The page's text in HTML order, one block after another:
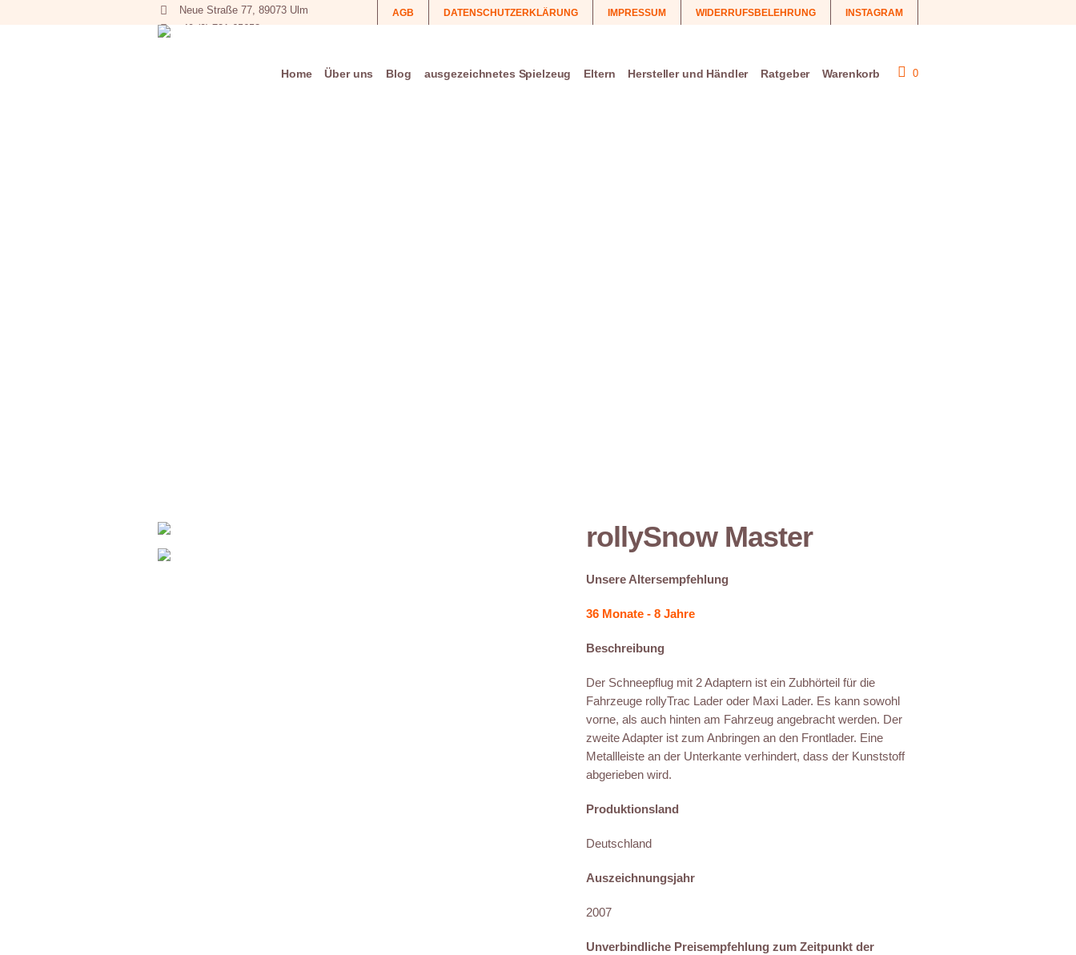
AGB DATENSCHUTZERKLÄRUNG IMPRESSUM WIDERRUFSBELEHRUNG INSTAGRAM
Neue Straße 77, 89073 Ulm
+49 (0) 731 65653
0
Home Über uns Blog ausgezeichnetes Spielzeug Eltern Hersteller und Händler Ratgeber Warenkorb
rollySnow Master
Unsere Altersempfehlung
36 Monate - 8 Jahre
Beschreibung
Der Schneepflug mit 2 Adaptern ist ein Zubhörteil für die
Fahrzeuge rollyTrac Lader oder Maxi Lader. Es kann sowohl
vorne, als auch hinten am Fahrzeug angebracht werden. Der
zweite Adapter ist zum Anbringen an den Frontlader. Eine
Metallleiste an der Unterkante verhindert, dass der Kunststoff
abgerieben wird.
Produktionsland
Deutschland
Auszeichnungsjahr
2007
Unverbindliche Preisempfehlung zum Zeitpunkt der